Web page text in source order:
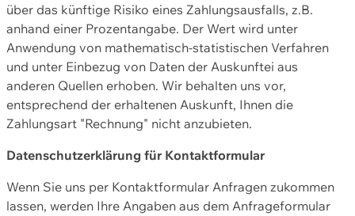
über das künftige Risiko eines Zahlungsausfalls, z.B.
anhand einer Prozentangabe. Der Wert wird unter
Anwendung von mathematisch-statistischen Verfahren
und unter Einbezug von Daten der Auskunftei aus
anderen Quellen erhoben. Wir behalten uns vor,
entsprechend der erhaltenen Auskunft, Ihnen die
Zahlungsart "Rechnung" nicht anzubieten.
Datenschutzerklärung für Kontaktformular
Wenn Sie uns per Kontaktformular Anfragen zukommen
lassen, werden Ihre Angaben aus dem Anfrageformular